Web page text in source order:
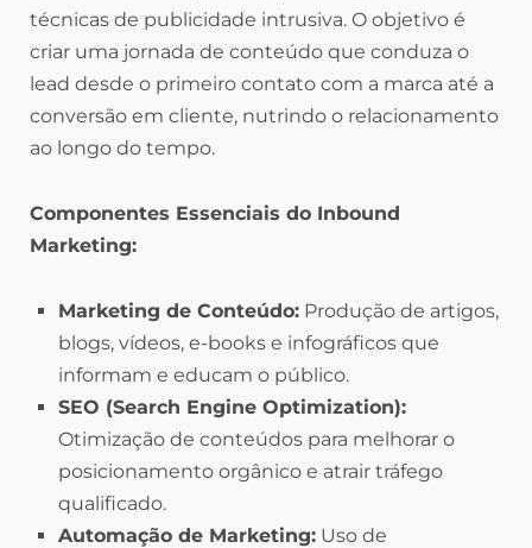
técnicas de publicidade intrusiva. O objetivo é
criar uma jornada de conteúdo que conduza o
lead desde o primeiro contato com a marca até a
conversão em cliente, nutrindo o relacionamento
ao longo do tempo.
Componentes Essenciais do Inbound
Marketing:
Marketing de Conteúdo: Produção de artigos,
blogs, vídeos, e-books e infográficos que
informam e educam o público.
SEO (Search Engine Optimization):
Otimização de conteúdos para melhorar o
posicionamento orgânico e atrair tráfego
qualificado.
Automação de Marketing: Uso de